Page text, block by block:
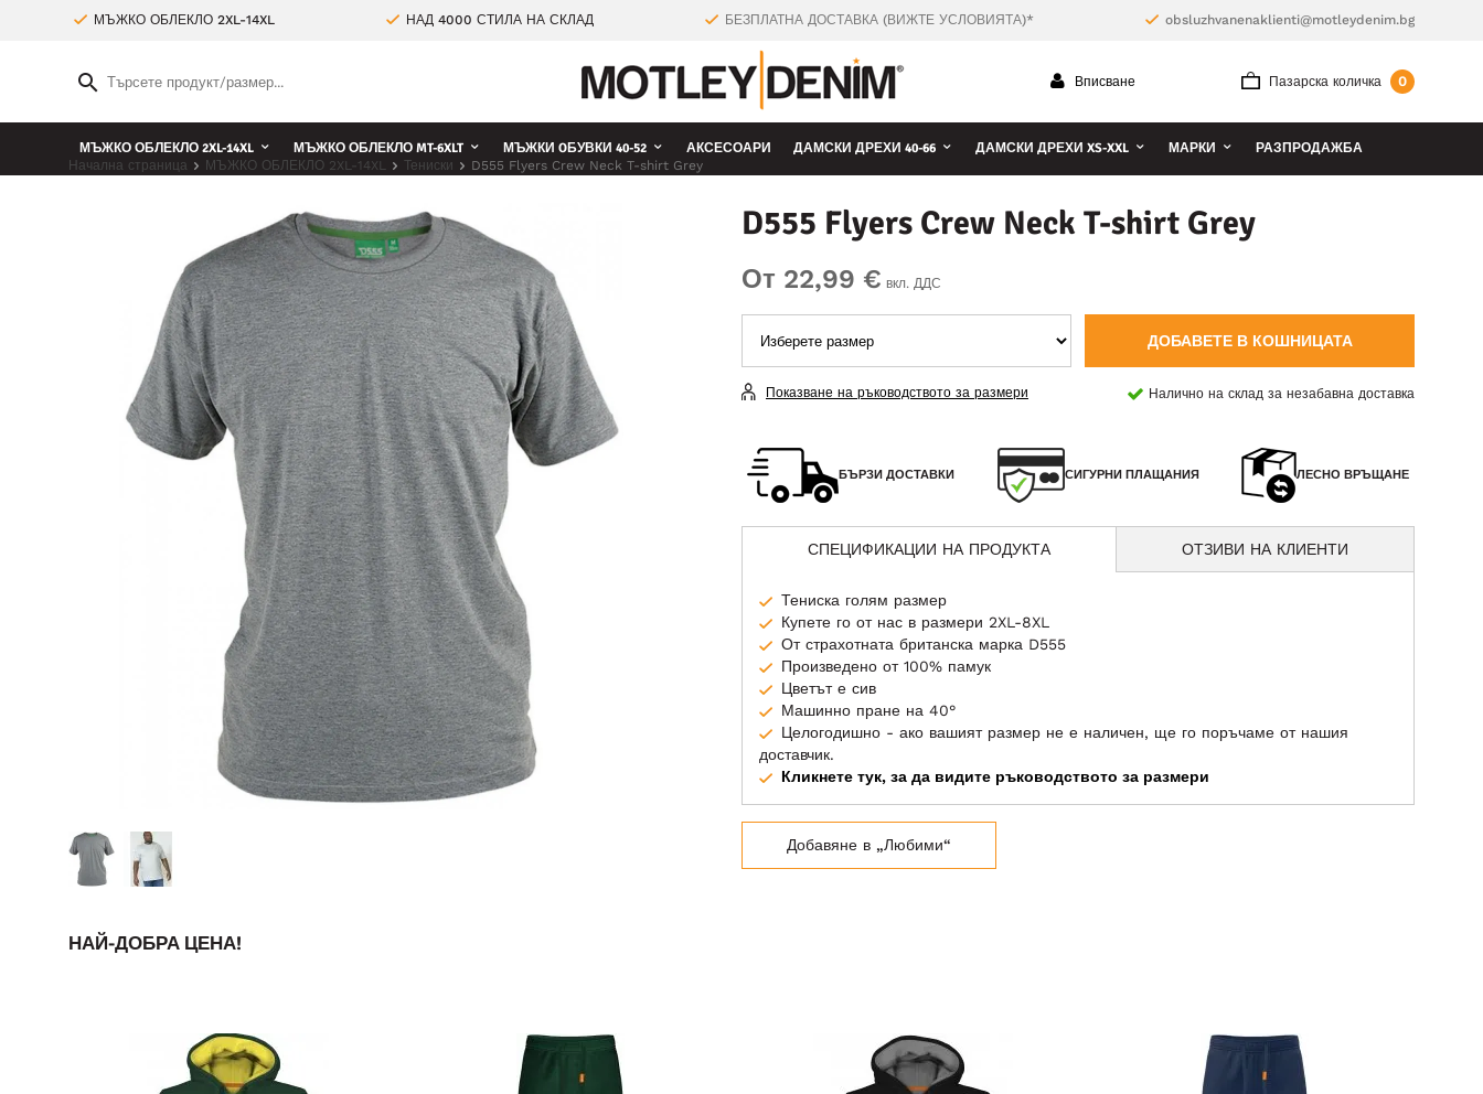
МЪЖКО ОБЛЕКЛО 2XL-14XL НАД 4000 СТИЛА НА СКЛАД БЕЗПЛАТНА ДОСТАВКА (ВИЖТЕ УСЛОВИЯТА)* obsluzhvanenaklienti@motleydenim.bg
Пазарска количка 0
Вписване
МЪЖКО ОБЛЕКЛО 2XL-14XL МЪЖКО ОБЛЕКЛО MT-6XLT МЪЖКИ OБУВКИ 40-52 АКСЕСОАРИ ДАМСКИ ДРЕХИ 40-66 ДАМСКИ ДРЕХИ XS-XXL МАРКИ РАЗПРОДАЖБА
Начална страница МЪЖКО ОБЛЕКЛО 2XL-14XL Тениски D555 Flyers Crew Neck T-shirt Grey
D555 Flyers Crew Neck T-shirt Grey
От 22,99 € вкл. ДДС
ДОБАВЕТЕ В КОШНИЦАТА
Налично на склад за незабавна доставка
Показване на ръководството за размери
БЪРЗИ ДОСТАВКИ СИГУРНИ ПЛАЩАНИЯ ЛЕСНО ВРЪЩАНЕ
СПЕЦИФИКАЦИИ НА ПРОДУКТА ОТЗИВИ НА КЛИЕНТИ
Тениска голям размер
Купете го от нас в размери 2XL-8XL
От страхотната британска марка D555
Произведено от 100% памук
Цветът е сив
Машинно пране на 40°
Целогодишно - ако вашият размер не е наличен, ще го поръчаме от нашия
доставчик.
Кликнете тук, за да видите ръководството за размери
Добавяне в „Любими“
НАЙ-ДОБРА ЦЕНА!